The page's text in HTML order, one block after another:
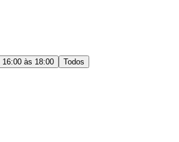
16:00 às 18:00
Todos